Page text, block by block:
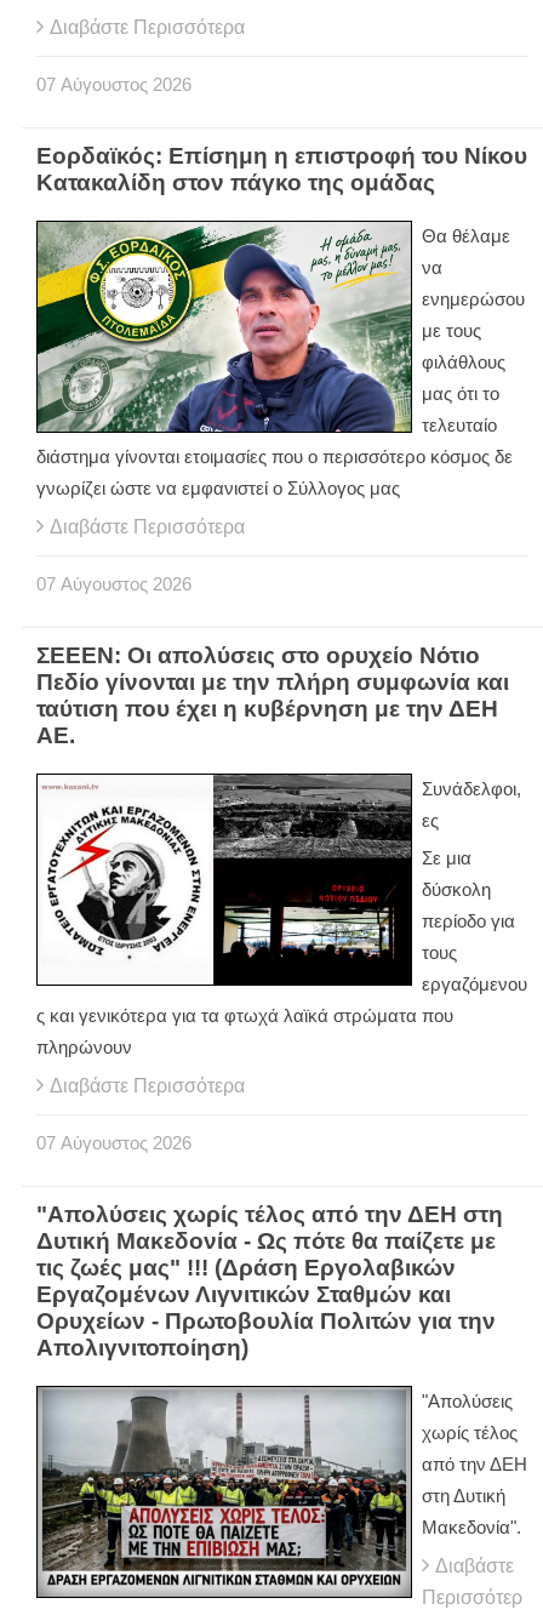
Διαβάστε Περισσότερα
07 Αύγουστος 2026
Εορδαϊκός: Επίσημη η επιστροφή του Νίκου
Κατακαλίδη στον πάγκο της ομάδας
Θα θέλαμε
να
ενημερώσου
με τους
φιλάθλους
μας ότι το
τελευταίο
διάστημα γίνονται ετοιμασίες που ο περισσότερο κόσμος δε
γνωρίζει ώστε να εμφανιστεί ο Σύλλογος μας
Διαβάστε Περισσότερα
07 Αύγουστος 2026
ΣΕΕΕΝ: Οι απολύσεις στο ορυχείο Νότιο
Πεδίο γίνονται με την πλήρη συμφωνία και
ταύτιση που έχει η κυβέρνηση με την ΔΕΗ
ΑΕ.
Συνάδελφοι,
ες
Σε μια
δύσκολη
περίοδο για
τους
εργαζόμενου
ς και γενικότερα για τα φτωχά λαϊκά στρώματα που
πληρώνουν
Διαβάστε Περισσότερα
07 Αύγουστος 2026
"Απολύσεις χωρίς τέλος από την ΔΕΗ στη
Δυτική Μακεδονία - Ως πότε θα παίζετε με
τις ζωές μας" !!! (Δράση Εργολαβικών
Εργαζομένων Λιγνιτικών Σταθμών και
Ορυχείων - Πρωτοβουλία Πολιτών για την
Απολιγνιτοποίηση)
"Απολύσεις
χωρίς τέλος
από την ΔΕΗ
στη Δυτική
Μακεδονία".
Διαβάστε
Περισσότερ